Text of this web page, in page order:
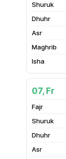
07, Fr